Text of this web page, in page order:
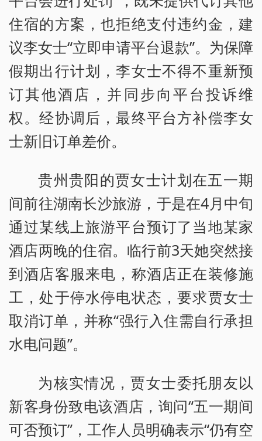
住宿的方案，也拒绝支付违约金，建
议李女士“立即申请平台退款”。为保障
假期出行计划，李女士不得不重新预
订其他酒店，并同步向平台投诉维
权。经协调后，最终平台方补偿李女
士新旧订单差价。
贵州贵阳的贾女士计划在五一期
间前往湖南长沙旅游，于是在4月中旬
通过某线上旅游平台预订了当地某家
酒店两晚的住宿。临行前3天她突然接
到酒店客服来电，称酒店正在装修施
工，处于停水停电状态，要求贾女士
取消订单，并称“强行入住需自行承担
水电问题”。
为核实情况，贾女士委托朋友以
新客身份致电该酒店，询问“五一期间
可否预订”，工作人员明确表示“仍有空